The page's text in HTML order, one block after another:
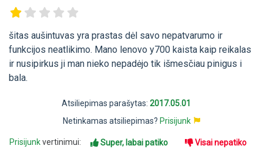
šitas aušintuvas yra prastas dėl savo nepatvarumo ir
funkcijos neatlikimo. Mano lenovo y700 kaista kaip reikalas
ir nusipirkus ji man nieko nepadėjo tik išmesčiau pinigus i
bala.
Atsiliepimas parašytas: 2017.05.01
Netinkamas atsiliepimas? Prisijunk
Prisijunkvertinimui: Super, labai patiko Visai nepatiko